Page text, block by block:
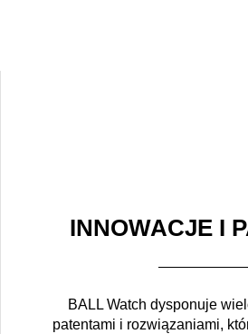
INNOWACJE I
BALL Watch dysponuje
patentami i rozwiązaniami,